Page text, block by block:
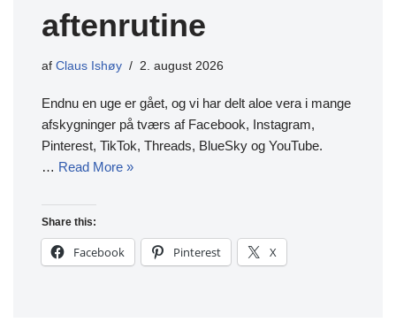
aftenrutine
af Claus Ishøy 2. august 2026
Endnu en uge er gået, og vi har delt aloe vera i mange
afskygninger på tværs af Facebook, Instagram,
Pinterest, TikTok, Threads, BlueSky og YouTube.
… Read More »
Share this:
Facebook Pinterest X